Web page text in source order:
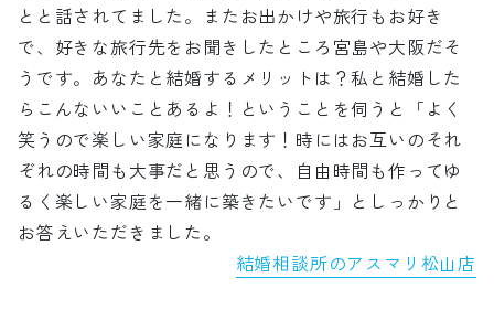
とと話されてました。またお出かけや旅行もお好き
で、好きな旅行先をお聞きしたところ宮島や大阪だそ
うです。あなたと結婚するメリットは？私と結婚した
らこんないいことあるよ！ということを伺うと「よく
笑うので楽しい家庭になります！時にはお互いのそれ
ぞれの時間も大事だと思うので、自由時間も作ってゆ
るく楽しい家庭を一緒に築きたいです」としっかりと
お答えいただきました。
結婚相談所のアスマリ松山店